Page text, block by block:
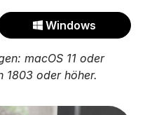
Windows
macOS 11 oder
1803 oder höher.